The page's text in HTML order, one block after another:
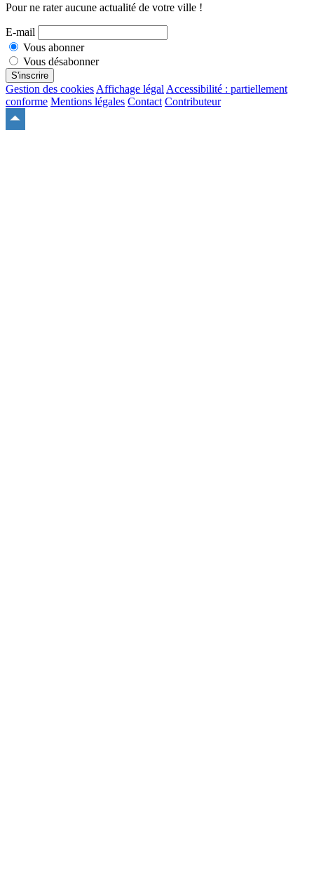
Pour ne rater aucune actualité de votre ville !
E-mail
Vous abonner
Vous désabonner
S'inscrire
Gestion des cookiesAffichage légalAccessibilité : partiellement
conforme Mentions légales Contact Contributeur